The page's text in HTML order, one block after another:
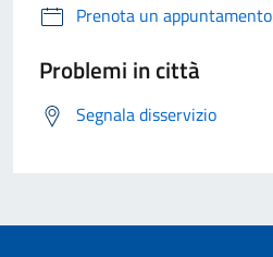
Prenota un appuntamento
Problemi in città
Segnala disservizio